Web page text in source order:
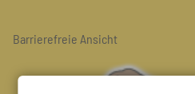
Barrierefreie Ansicht